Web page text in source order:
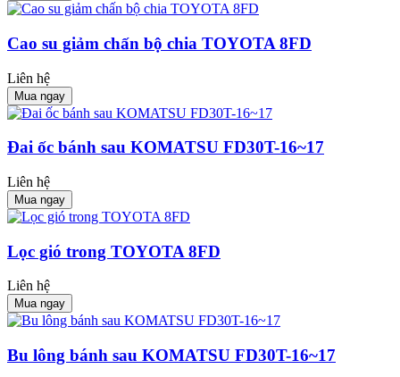
Cao su giảm chấn bộ chia TOYOTA 8FD
Liên hệ
Mua ngay
Đai ốc bánh sau KOMATSU FD30T-16~17
Liên hệ
Mua ngay
Lọc gió trong TOYOTA 8FD
Liên hệ
Mua ngay
Bu lông bánh sau KOMATSU FD30T-16~17